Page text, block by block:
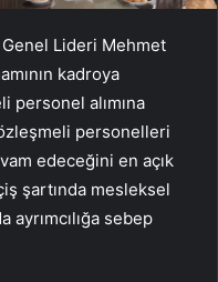
Lideri Mehmet
kadroya
personel alımına
personelleri
edeceğini en açık
şartında mesleksel
ayrımcılığa sebep